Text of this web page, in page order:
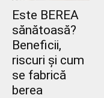
Este BEREA
sănătoasă?
Beneficii,
riscuri și cum
se fabrică
berea